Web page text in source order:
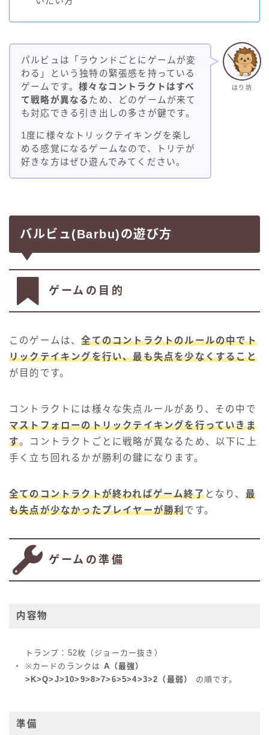
はり坊
パルビュは「ラウンドごとにゲームが変
わる」という独特の緊張感を持っている
ゲームです。様々なコントラクトはすべ
て戦略が異なる ため、どのゲームが来て
も対応できる引き出しの多さが鍵です。
1度に様々なトリックテイキングを楽し
める感覚になるゲームなので、トリテが
好きな方はぜひ遊んでみてください。
バルビュ(Barbu)の遊び方
ゲームの目的
このゲームは、全てのコントラクトのルールの中でト
リックテイキングを行い、最も失点を少なくすること
が目的です。
コントラクトには様々な失点ルールがあり、その中で
マストフォローのトリックテイキングを行っていきま
す。コントラクトごとに戦略が異なるため、以下に上
手く立ち回れるかが勝利の鍵になります。
全てのコントラクトが終わればゲーム終了となり、 最
も失点が少なかったプレイヤーが勝利です。
ゲームの準備
内容物
・
トランプ：52枚（ジョーカー抜き）
※カードのランクは A（最強）
>K>Q>J>10>9>8>7>6>5>4>3>2（最弱）
の順です。
準備